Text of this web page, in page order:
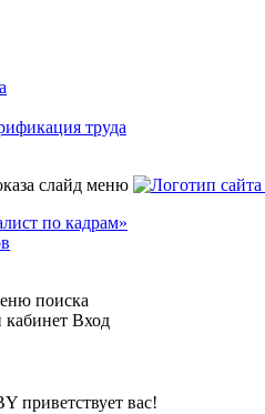
труда
по кадрам»
Вход
приветствует вас!